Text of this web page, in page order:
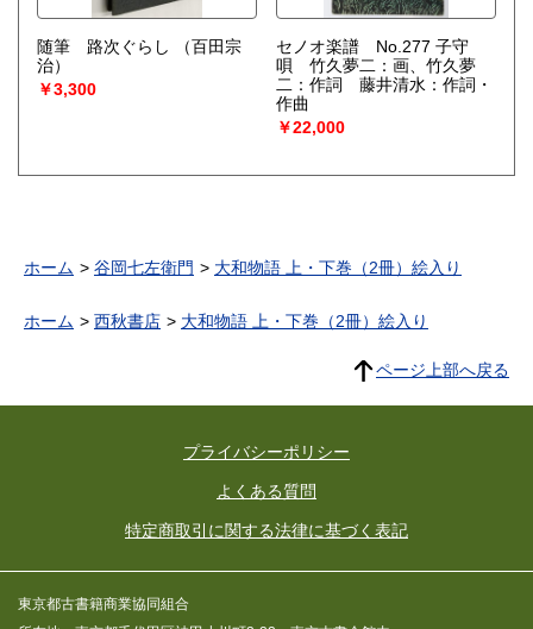
随筆 路次ぐらし
（百田宗
治）
￥3,300
セノオ楽譜 No.277 子守
唄 竹久夢二：画、竹久夢
二：作詞 藤井清水：作詞・
作曲
￥22,000
ホーム 谷岡七左衛門 大和物語 上・下巻（2冊）絵入り
ホーム 西秋書店 大和物語 上・下巻（2冊）絵入り
ページ上部へ戻る
プライバシーポリシー
よくある質問
特定商取引に関する法律に基づく表記
東京都古書籍商業協同組合